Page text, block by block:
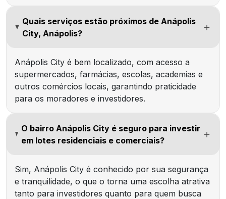
Quais serviços estão próximos de Anápolis
City, Anápolis?
Anápolis City é bem localizado, com acesso a
supermercados, farmácias, escolas, academias e
outros comércios locais, garantindo praticidade
para os moradores e investidores.
O bairro Anápolis City é seguro para investir
em lotes residenciais e comerciais?
Sim, Anápolis City é conhecido por sua segurança
e tranquilidade, o que o torna uma escolha atrativa
tanto para investidores quanto para quem busca